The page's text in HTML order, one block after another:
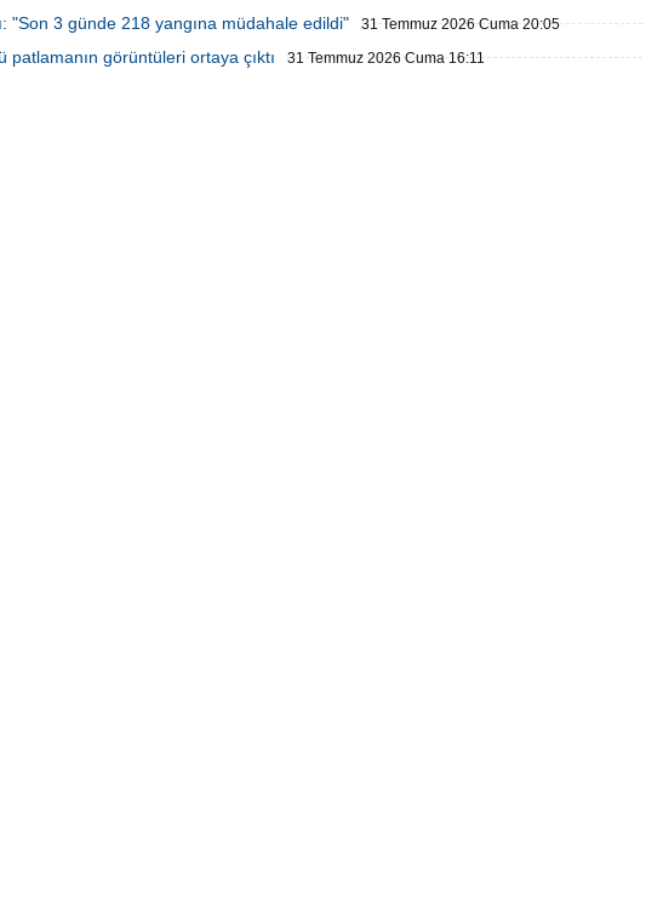
"Son 3 günde 218 yangına müdahale edildi" 31 Temmuz 2026 Cuma 20:05
patlamanın görüntüleri ortaya çıktı 31 Temmuz 2026 Cuma 16:11